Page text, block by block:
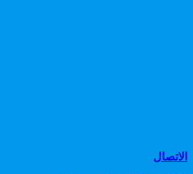
الاتصال